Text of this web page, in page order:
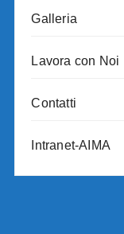
Galleria
Lavora con Noi
Contatti
Intranet-AIMA